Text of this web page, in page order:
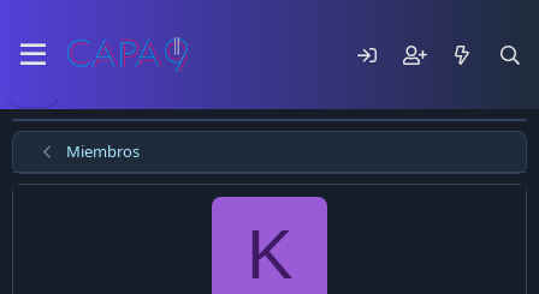
Miembros
K